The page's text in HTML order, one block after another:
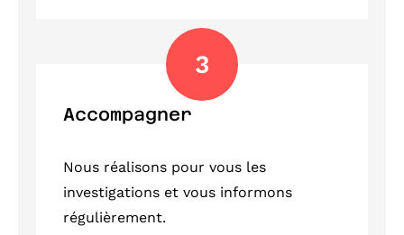
3
Accompagner
Nous réalisons pour vous les
investigations et vous informons
régulièrement.